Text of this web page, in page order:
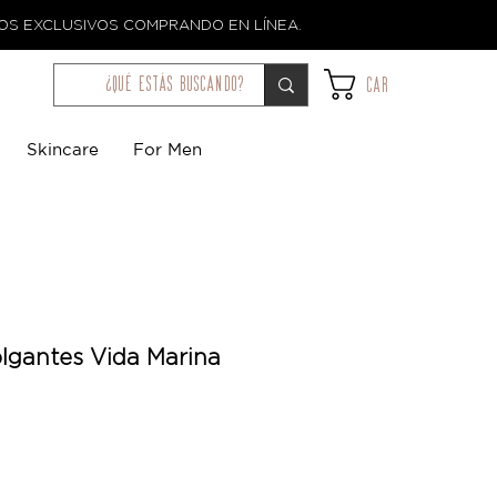
EXCLUSIVOS COMPRANDO EN LÍNEA.
¿qué estás buscando? Car
Skincare For Men
Vida Marina